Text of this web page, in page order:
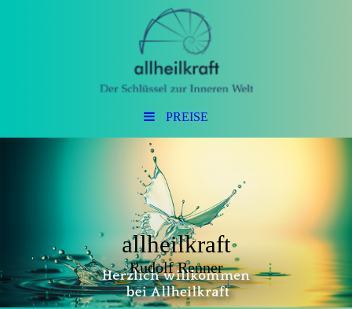
PREISE
allheilkraft
Rudolf Renner